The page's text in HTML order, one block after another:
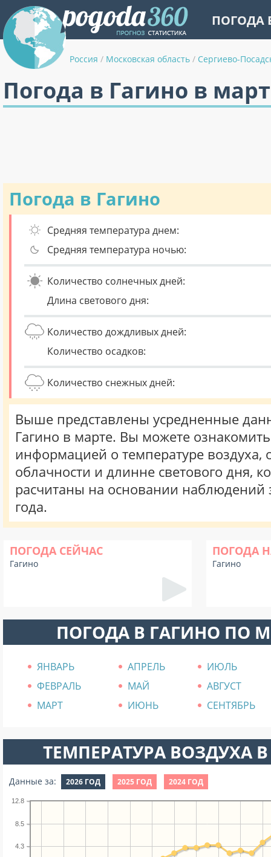
ПОГОДА
Россия / Московская область / Сергиево-
Погода в Гагино в
Погода в Гагино
Средняя температура днем:
Средняя температура ночью:
Количество солнечных дней:
Длина светового дня:
Количество дождливых дней:
Количество осадков:
Количество снежных дней:
Выше представлены усредненные
Гагино в марте. Вы можете
информацией о температуре воздуха,
облачности и длинне светового дня,
расчитаны на основании наблюдений
года.
ПОГОДА СЕЙЧАС
Гагино
ПОГОДА
Гагино
ПОГОДА В ГАГИНО ПО
ЯНВАРЬ АПРЕЛЬ
ИЮЛЬ
ФЕВРАЛЬ
МАЙ
АВГУСТ
МАРТ
ИЮНЬ СЕНТЯБРЬ
ТЕМПЕРАТУРА ВОЗДУХА В
Данные за: 2026 ГОД 2025 ГОД 2024 ГОД
4.3
8.5
12.8